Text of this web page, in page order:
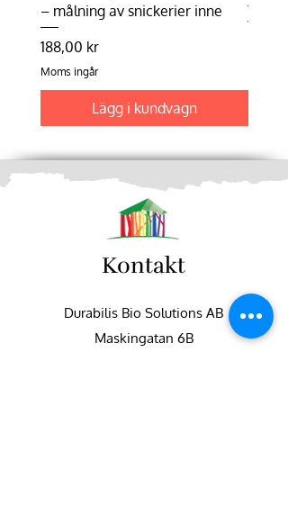
– målning av snickerier inne
Pris
188,00 kr
Moms ingår
Lägg i kundvagn
Pris
198,75
Kontakt
Durabilis Bio Solutions AB
Maskingatan 6B